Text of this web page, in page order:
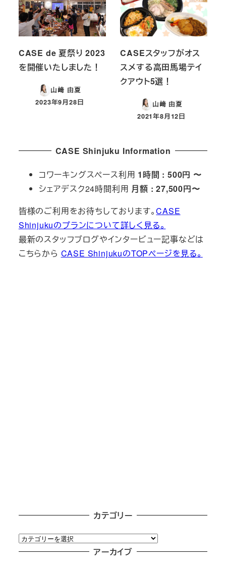
CASE de 夏祭り 2023
を開催いたしました！
山﨑 由夏
投稿日
2023年9月28日
CASEスタッフがオス
スメする高田馬場テイ
クアウト5選！
山﨑 由夏
投稿日
2021年8月12日
CASE Shinjuku Information
コワーキングスペース利用 1時間 : 500円 〜
シェアデスク24時間利用 月額 : 27,500円〜
皆様のご利用をお待ちしております。CASE
Shinjukuのプランについて詳しく見る。
最新のスタッフブログやインタービュー記事などは
こちらから CASE ShinjukuのTOPページを見る。
カテゴリー
カ
テ
アーカイブ